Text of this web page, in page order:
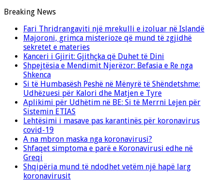
Breaking News
Fari Thridrangaviti një mrekulli e izoluar në Islandë
Majoroni, grimca misterioze që mund të zgjidhë
sekretet e materies
Kanceri i Gjirit: Gjithçka që Duhet të Dini
Shpejtësia e Mendimit Njerëzor: Befasia e Re nga
Shkenca
Si të Humbasësh Peshë në Mënyrë të Shëndetshme:
Udhëzuesi për Kalori dhe Matjen e Tyre
Aplikimi për Udhëtim në BE: Si të Merrni Lejen për
Sistemin ETIAS
Lehtësimi i masave pas karantinës për koronavirus
covid-19
A na mbron maska nga koronavirusi?
Shfaqet simptoma e parë e Koronavirusi edhe në
Greqi
Shqipëria mund të ndodhet vetëm një hapë larg
koronavirusit